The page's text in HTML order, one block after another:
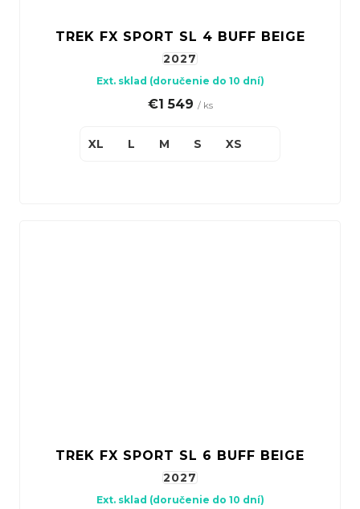
TREK FX SPORT SL 4 BUFF BEIGE
2027
Ext. sklad (doručenie do 10 dní)
€1 549 / ks
XL L M S XS
TREK FX SPORT SL 6 BUFF BEIGE
2027
Ext. sklad (doručenie do 10 dní)